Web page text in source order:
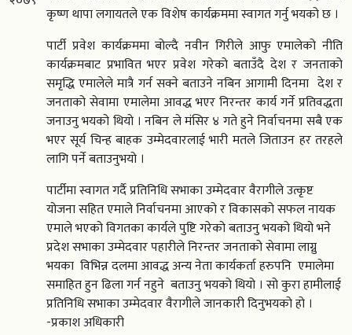
कृष्ण थापा लगायतले एक विशेष कार्यक्रममा स्वागत गर्नु भयको छ ।
पार्टी प्रवेश कार्यक्रममा बोल्दै नवीन गिरीले आफु एमालेको नीति
कार्यक्रमबाट प्रभावित भएर प्रवेश गरेको बताउँदै देश र जनताको
समृद्धि एमालेले मात्रै गर्न सक्ने बताउने नबिन आगामी दिनमा देश र
जनताको सेवामा एमालेमा आवद्ध भएर निरन्तर कार्य गर्ने प्रतिवद्धता
जनाउनु भयको थियो । नबिन ले मंसिर ४ गते हुने निर्वाचनमा सबै एक
भएर सूर्य चिन्ह बाहक उम्मेदवारलाई भारी मतले जिताउन हर तरहले
लागि पर्ने बताउनुभयो ।
पार्टीमा स्वागत गर्दै प्रतिनिधि सभाका उम्मेदवार वैरागीले उत्कृष्ट
योजना सहित एमाले निर्वाचनमा आएको र विकासको सफल नायक
एमाले भएको विगतका कार्यले पुष्टि गरेको बताउनु भयको थियो भने
प्रदेश सभाका उम्मेदवार पहारीले निरन्तर जनताको सेवामा लाग्नु
भयका विभिन्न दलमा आवद्ध अन्य नेता कार्यकर्ता हरुपनि एमालेमा
समाहित हुन ढिला गर्न नहुने बताउनु भयको थियो । सो कुरा हामीलाई
प्रतिनिधि सभाका उम्मेदवार वैरागीले जानकारी दिनुभयको हो ।
-प्रकाश अधिकारी